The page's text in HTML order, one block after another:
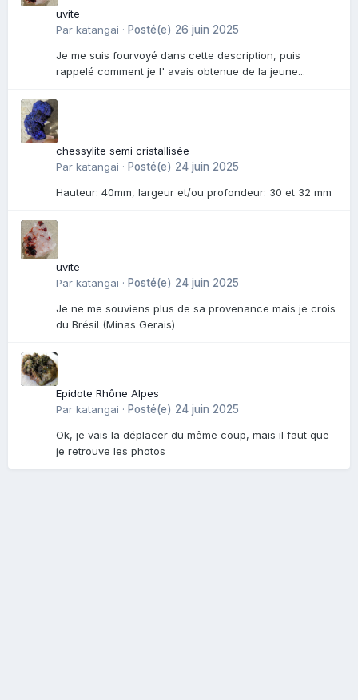
uvite
Par katangai · Posté(e) 26 juin 2025
Je me suis fourvoyé dans cette description, puis
rappelé comment je l' avais obtenue de la jeune...
chessylite semi cristallisée
Par katangai · Posté(e) 24 juin 2025
Hauteur: 40mm, largeur et/ou profondeur: 30 et 32 mm
uvite
Par katangai · Posté(e) 24 juin 2025
Je ne me souviens plus de sa provenance mais je crois
du Brésil (Minas Gerais)
Epidote Rhône Alpes
Par katangai · Posté(e) 24 juin 2025
Ok, je vais la déplacer du même coup, mais il faut que
je retrouve les photos